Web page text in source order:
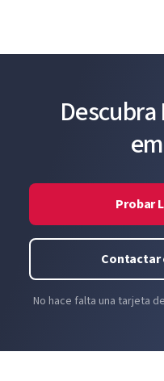
Probar
Contactar
No hace falta una tarjeta